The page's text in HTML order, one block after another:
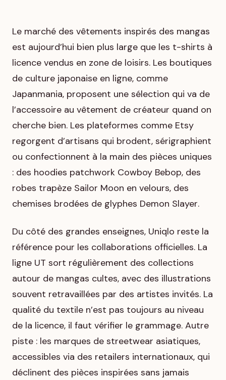
Le marché des vêtements inspirés des mangas
est aujourd’hui bien plus large que les t-shirts à
licence vendus en zone de loisirs. Les boutiques
de culture japonaise en ligne, comme
Japanmania, proposent une sélection qui va de
l’accessoire au vêtement de créateur quand on
cherche bien. Les plateformes comme Etsy
regorgent d’artisans qui brodent, sérigraphient
ou confectionnent à la main des pièces uniques
: des hoodies patchwork Cowboy Bebop, des
robes trapèze Sailor Moon en velours, des
chemises brodées de glyphes Demon Slayer.
Du côté des grandes enseignes, Uniqlo reste la
référence pour les collaborations officielles. La
ligne UT sort régulièrement des collections
autour de mangas cultes, avec des illustrations
souvent retravaillées par des artistes invités. La
qualité du textile n’est pas toujours au niveau
de la licence, il faut vérifier le grammage. Autre
piste : les marques de streetwear asiatiques,
accessibles via des retailers internationaux, qui
déclinent des pièces inspirées sans jamais